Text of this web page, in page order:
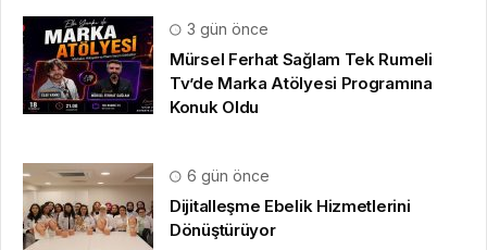
3 gün önce
Mürsel Ferhat Sağlam Tek Rumeli
Tv’de Marka Atölyesi Programına
Konuk Oldu
6 gün önce
Dijitalleşme Ebelik Hizmetlerini
Dönüştürüyor